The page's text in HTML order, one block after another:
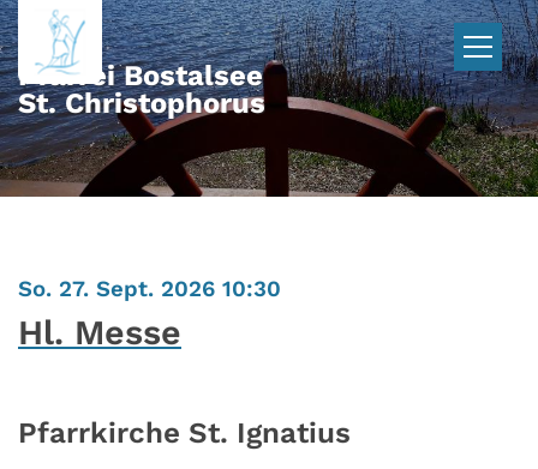
Zum Inhalt springen
Pfarrei Bostalsee
St. Christophorus
So. 27. Sept. 2026 10:30
Hl. Messe
Pfarrkirche St. Ignatius